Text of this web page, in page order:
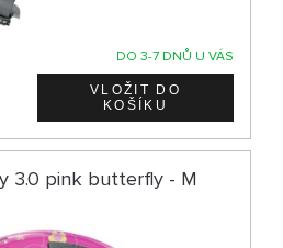
DO 3-7 DNŮ U VÁS
3.0 pink butterfly - M